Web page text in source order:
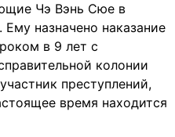
Чэ Вэнь Сюе в
назначено наказание
в 9 лет с
колонии
преступлений,
время находится